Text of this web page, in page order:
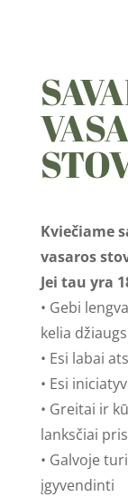
Kviečiame
vasaros
Jei tau yra
• Gebi
kelia
• Esi labai
• Esi
• Greitai ir
lanksčiai
• Galvoje
įgyvendinti